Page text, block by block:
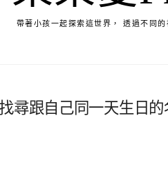
帶著小孩一起探索這世界， 透過不同
尋跟自己同一天生日的